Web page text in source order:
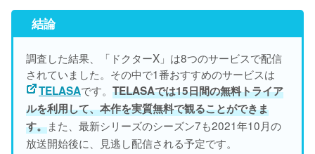
結論
調査した結果、「ドクターX」は8つのサービスで配信
されていました。その中で1番おすすめのサービスは
TELASAです。 TELASAでは15日間の無料トライア
ルを利用して、本作を実質無料で観ることができま
す。また、最新シリーズのシーズン7も2021年10月の
放送開始後に、見逃し配信される予定です。